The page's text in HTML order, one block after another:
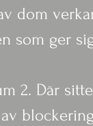
dom
som ger
2. Där